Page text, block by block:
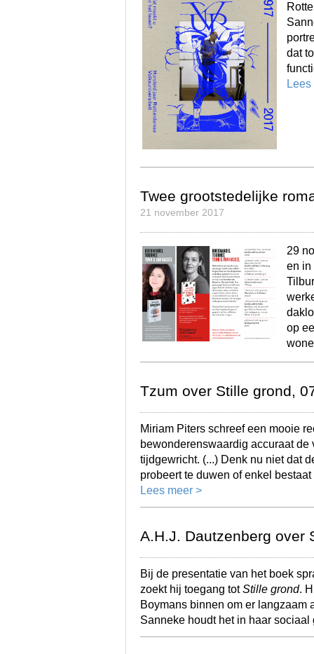
dat
Twee grootstedelijke
21 november 2017
29
en in
op
Tzum over Stille grond,
Miriam Piters schreef een mooie
bewonderenswaardig accuraat
tijdgewricht. (...) Denk nu niet dat
probeert te duwen of enkel
Lees meer >
A.H.J. Dautzenberg over
Bij de presentatie van het boek
zoekt hij toegang totStille grond.
Boymans binnen om er langzaam
Sanneke houdt het in haar